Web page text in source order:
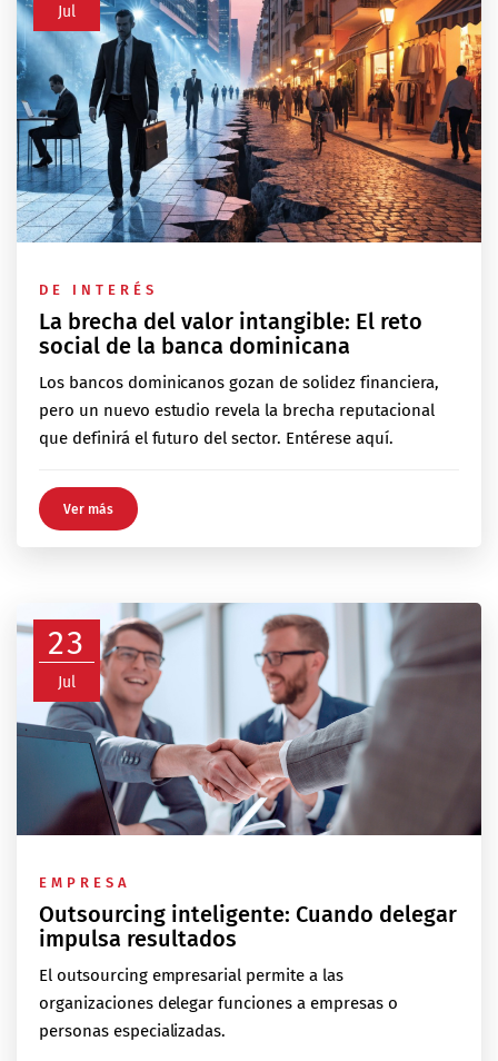
Jul
DE INTERÉS
La brecha del valor intangible: El reto
social de la banca dominicana
Los bancos dominicanos gozan de solidez financiera,
pero un nuevo estudio revela la brecha reputacional
que definirá el futuro del sector. Entérese aquí.
Ver más
23
Jul
EMPRESA
Outsourcing inteligente: Cuando delegar
impulsa resultados
El outsourcing empresarial permite a las
organizaciones delegar funciones a empresas o
personas especializadas.